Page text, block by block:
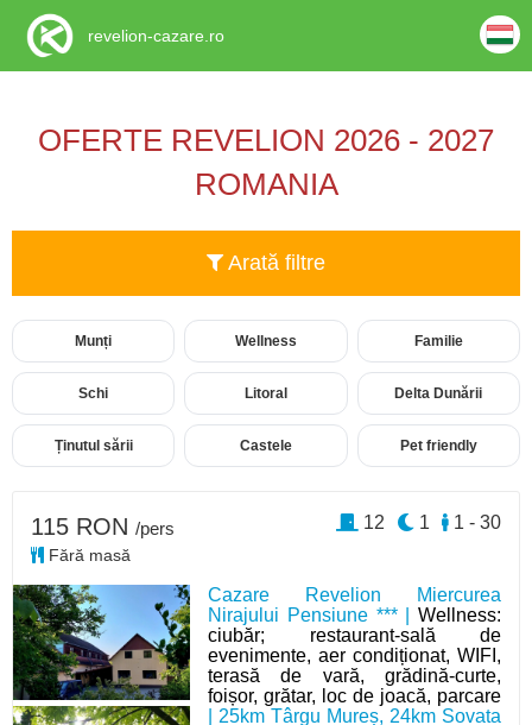
OFERTE REVELION 2026 - 2027
ROMANIA
Arată filtre
Munți Wellness Familie
Schi Litoral Delta Dunării
Ținutul sării Castele Pet friendly
Cazare Revelion Miercurea
Nirajului Pensiune *** | Wellness:
ciubăr; restaurant-sală de
evenimente, aer condiționat, WIFI,
terasă de vară, grădină-curte,
foișor, grătar, loc de joacă, parcare
| 25km Târgu Mureș, 24km Sovata
115 RON /pers
Fără masă
1 - 30
1
12
revelion-cazare.ro